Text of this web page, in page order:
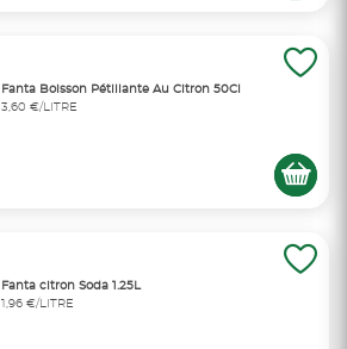
Fanta Boisson Pétillante Au Citron 50Cl
3,60 €/LITRE
Fanta citron Soda 1.25L
1,96 €/LITRE